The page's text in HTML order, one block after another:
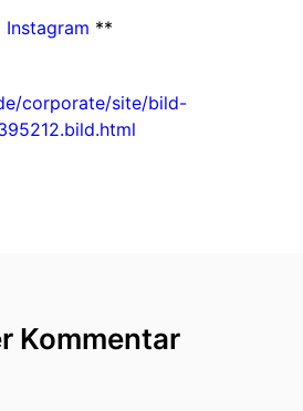
Instagram **
corporate/site/bild-
Kommentar